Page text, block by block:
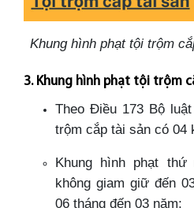
Khung hình phạt tội trộm
3. Khung hình phạt tội trộm
Theo Điều 173 Bộ
trộm cắp tài sản có 04
Khung hình phạt
không giam giữ đến
06 tháng đến 03 năm;